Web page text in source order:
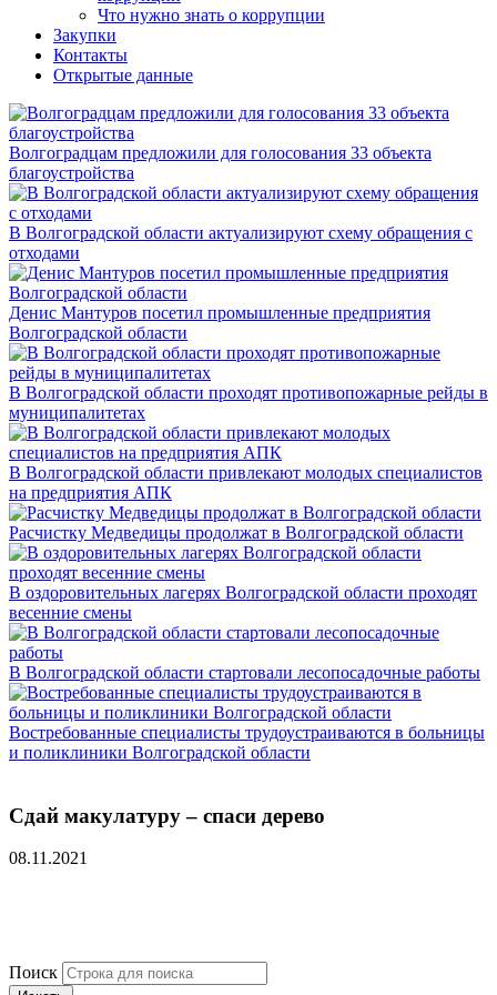
Что нужно знать о коррупции
Закупки
Контакты
Открытые данные
Волгоградцам предложили для голосования 33 объекта
благоустройства
В Волгоградской области актуализируют схему обращения с
отходами
Денис Мантуров посетил промышленные предприятия
Волгоградской области
В Волгоградской области проходят противопожарные рейды в
муниципалитетах
В Волгоградской области привлекают молодых специалистов
на предприятия АПК
Расчистку Медведицы продолжат в Волгоградской области
В оздоровительных лагерях Волгоградской области проходят
весенние смены
В Волгоградской области стартовали лесопосадочные работы
Востребованные специалисты трудоустраиваются в больницы
и поликлиники Волгоградской области
Сдай макулатуру – спаси дерево
08.11.2021
Поиск